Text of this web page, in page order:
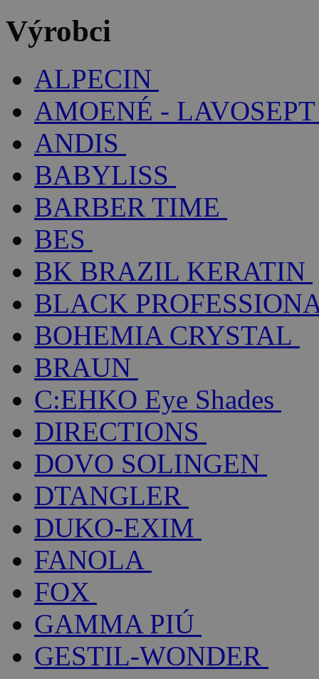
Výrobci
ALPECIN
AMOENÉ - LAVOSEPT
ANDIS
BABYLISS
BARBER TIME
BES
BK BRAZIL KERATIN
BLACK
BOHEMIA CRYSTAL
BRAUN
C:EHKO Eye Shades
DIRECTIONS
DOVO SOLINGEN
DTANGLER
DUKO-EXIM
FANOLA
FOX
GAMMA PIÚ
GESTIL-WONDER